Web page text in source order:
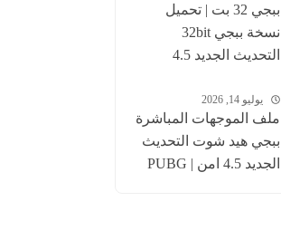
ببجي 32 بت | تحميل
نسخة ببجي 32bit
التحديث الجديد 4.5
يوليو 14, 2026
ملف الموجهات المباشرة
ببجي هيد شوت التحديث
الجديد 4.5 امن | PUBG